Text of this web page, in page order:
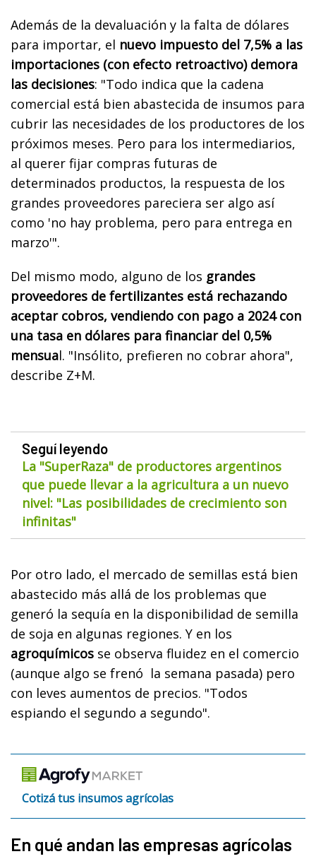
Además de la devaluación y la falta de dólares
para importar, el nuevo impuesto del 7,5% a las
importaciones (con efecto retroactivo) demora
las decisiones: "Todo indica que la cadena
comercial está bien abastecida de insumos para
cubrir las necesidades de los productores de los
próximos meses. Pero para los intermediarios,
al querer fijar compras futuras de
determinados productos, la respuesta de los
grandes proveedores pareciera ser algo así
como 'no hay problema, pero para entrega en
marzo'".
Del mismo modo, alguno de los grandes
proveedores de fertilizantes está rechazando
aceptar cobros, vendiendo con pago a 2024 con
una tasa en dólares para financiar del 0,5%
mensual. "Insólito, prefieren no cobrar ahora",
describe Z+M.
Seguí leyendo
La "SuperRaza" de productores argentinos
que puede llevar a la agricultura a un nuevo
nivel: "Las posibilidades de crecimiento son
infinitas"
Por otro lado, el mercado de semillas está bien
abastecido más allá de los problemas que
generó la sequía en la disponibilidad de semilla
de soja en algunas regiones. Y en los
agroquímicos se observa fluidez en el comercio
(aunque algo se frenó la semana pasada) pero
con leves aumentos de precios. "Todos
espiando el segundo a segundo".
Cotizá tus insumos agrícolas
En qué andan las empresas agrícolas